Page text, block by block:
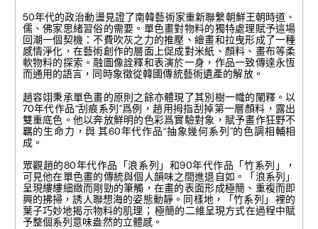
50年代的政治動盪見證了南韓藝術家重新聯繫朝鮮王朝時道、
儒、佛家思緒習俗的需要。單色畫對物料的獨特處理賦予這場
回潮一個契機：不費吹灰之力的推壓、繪畫和拉曳形成了一種
感情淨化，在藝術創作的層面上促成對米紙、顏料、畫布等柔
軟物料的探索。融圖像詮釋和表演於一身，作品一致傳達永恆
而通用的語言，同時象徵從韓國傳統藝術遺產的解放。
趙容翊秉承單色畫的原則之餘亦體現了其別樹一幟的闡釋。以
70年代作品“刮痕系列”爲例，趙用拇指刮掉第一層顏料，露出
雙重底色。他以奔放鮮明的色彩爲實驗對象，賦予畫作狂野不
羈的生命力，與 其60年代作品“抽象幾何系列”的色調相輔相
成。
眾觀趙的80年代作品「浪系列」和90年代作品「竹系列」，
可見他在單色畫的傳統與個人韻味之間進退自如。「浪系列」
呈現縷縷細緻而剛勁的筆觸，在畫的表面形成極簡、重複而即
興的拂掃，誘人聯想海的姿態動靜。同樣地，「竹系列」 裡的
葉子巧妙地揭示物料的肌理； 極簡的二維呈現方式在過程中賦
予整個系列意味盎然的立體感。